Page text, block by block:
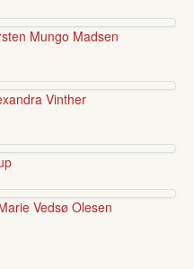
Mungo Madsen
Vinther
Vedsø Olesen